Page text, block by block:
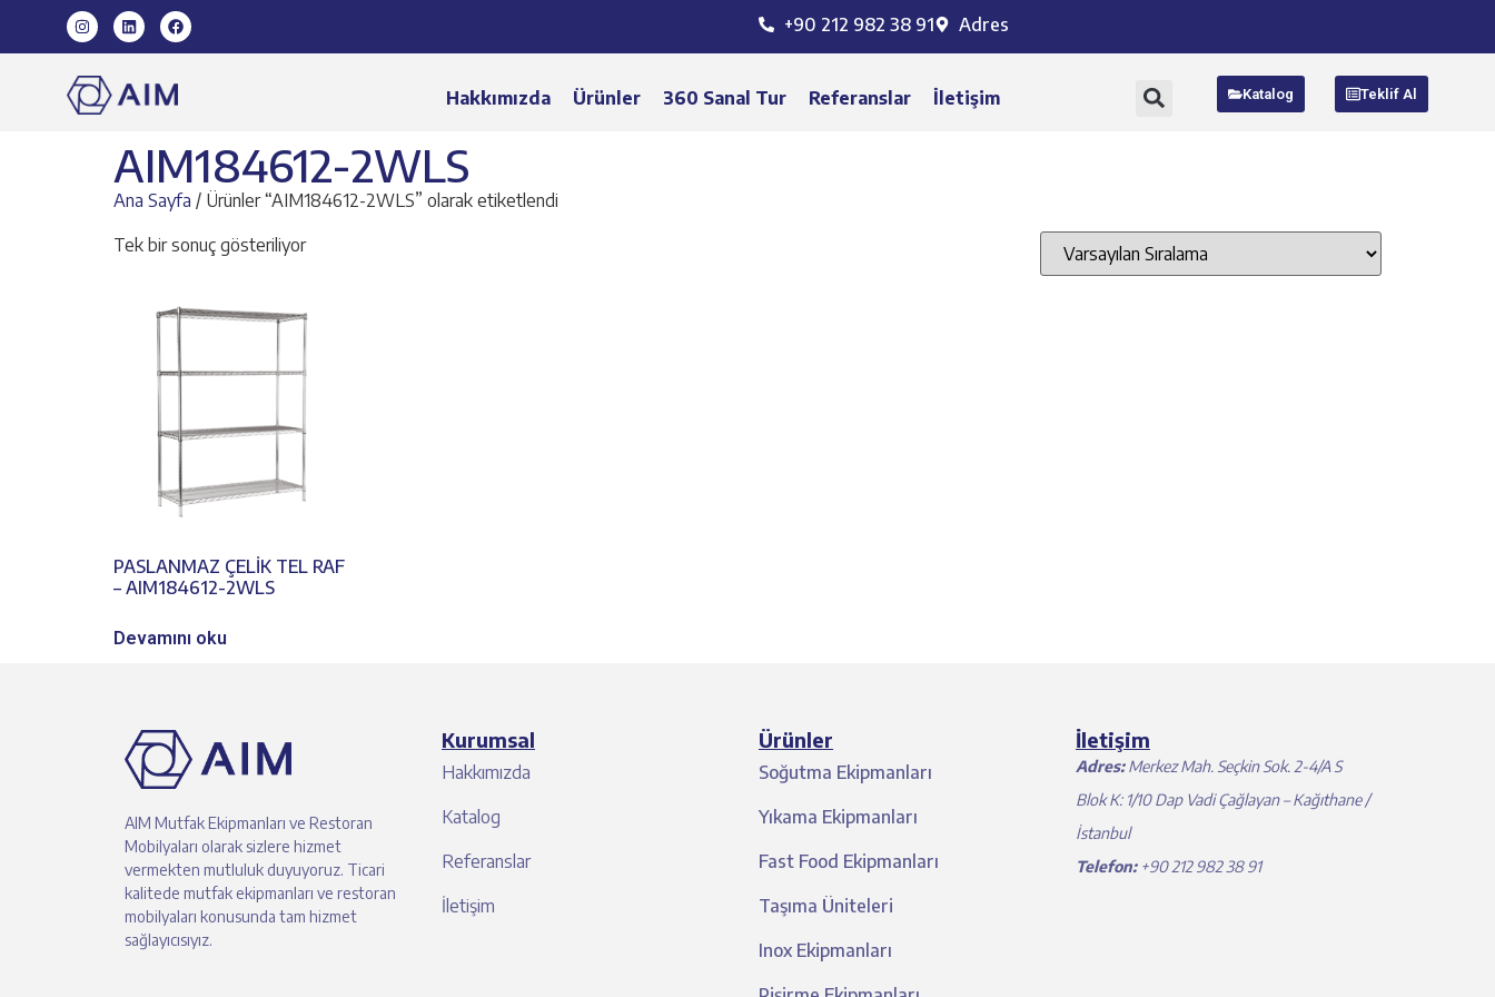
+90 212 982 38 91 Adres
Hakkımızda Ürünler 360 Sanal Tur Referanslar İletişim Katalog Teklif Al
AIM184612-2WLS
Ana Sayfa / Ürünler “AIM184612-2WLS” olarak etiketlendi
Tek bir sonuç gösteriliyor
PASLANMAZ ÇELİK TEL RAF
– AIM184612-2WLS
Devamını oku
AIM Mutfak Ekipmanları ve Restoran
Mobilyaları olarak sizlere hizmet
vermekten mutluluk duyuyoruz. Ticari
kalitede mutfak ekipmanları ve restoran
mobilyaları konusunda tam hizmet
sağlayıcısıyız.
Kurumsal
Hakkımızda
Katalog
Referanslar
İletişim
Ürünler
Soğutma Ekipmanları
Yıkama Ekipmanları
Fast Food Ekipmanları
Taşıma Üniteleri
Inox Ekipmanları
İletişim
Adres:Merkez Mah. Seçkin Sok. 2-4/A S
Blok K: 1/10 Dap Vadi Çağlayan – Kağıthane /
İstanbul
Telefon:+90 212 982 38 91